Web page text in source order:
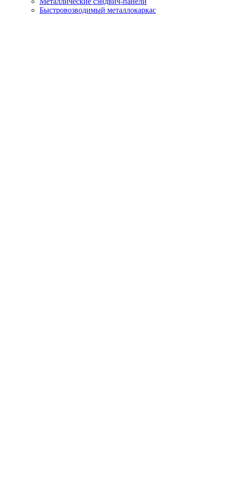
Быстровозводимый металлокаркас